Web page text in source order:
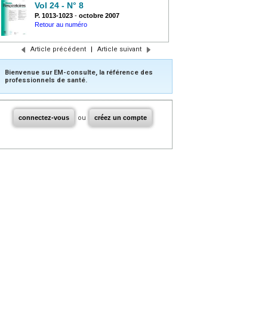
Vol 24 - N° 8
P. 1013-1023 - octobre 2007
Retour au numéro
Article précédent | Article suivant
Bienvenue sur EM-consulte, la référence des
professionnels de santé.
connectez-vous ou créez un compte